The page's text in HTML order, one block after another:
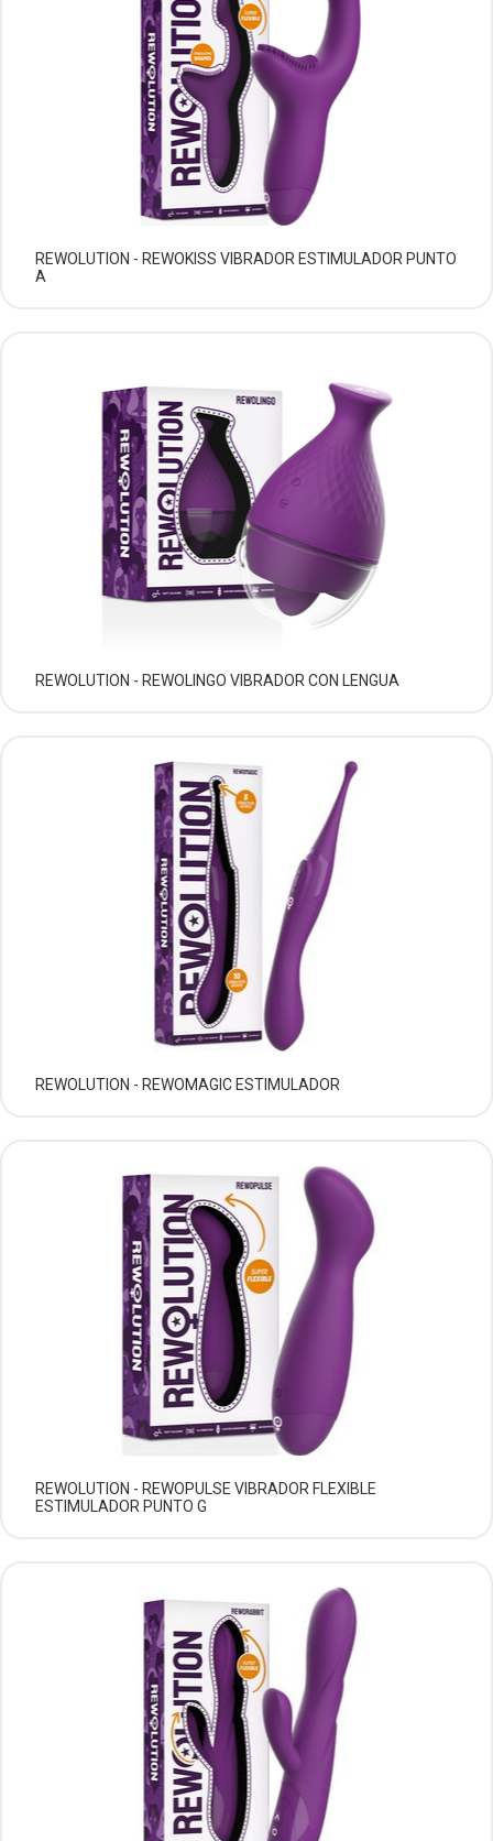
REWOLUTION - REWOKISS VIBRADOR ESTIMULADOR PUNTO
A
REWOLUTION - REWOLINGO VIBRADOR CON LENGUA
REWOLUTION - REWOMAGIC ESTIMULADOR
REWOLUTION - REWOPULSE VIBRADOR FLEXIBLE
ESTIMULADOR PUNTO G